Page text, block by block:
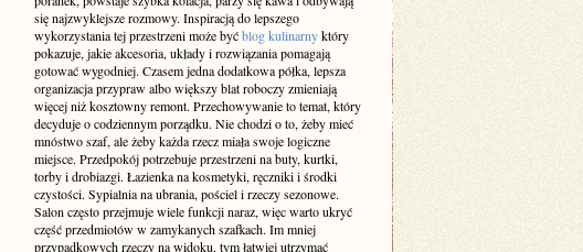
się najzwyklejsze rozmowy. Inspiracją do lepszego
wykorzystania tej przestrzeni może byćblog kulinarnyktóry
pokazuje, jakie akcesoria, układy i rozwiązania pomagają
gotować wygodniej. Czasem jedna dodatkowa półka, lepsza
organizacja przypraw albo większy blat roboczy zmieniają
więcej niż kosztowny remont. Przechowywanie to temat, który
decyduje o codziennym porządku. Nie chodzi o to, żeby mieć
mnóstwo szaf, ale żeby każda rzecz miała swoje logiczne
miejsce. Przedpokój potrzebuje przestrzeni na buty, kurtki,
torby i drobiazgi. Łazienka na kosmetyki, ręczniki i środki
czystości. Sypialnia na ubrania, pościel i rzeczy sezonowe.
Salon często przejmuje wiele funkcji naraz, więc warto ukryć
część przedmiotów w zamykanych szafkach. Im mniej
przypadkowych rzeczy na widoku, tym łatwiej utrzymać